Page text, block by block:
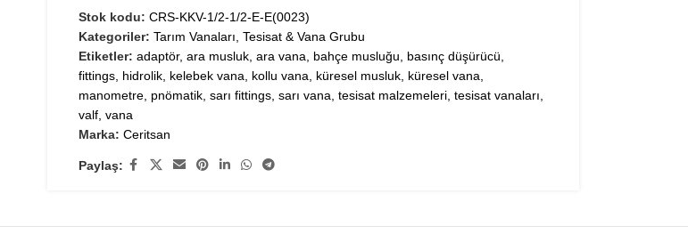
Stok kodu: CRS-KKV-1/2-1/2-E-E(0023)
Kategoriler: Tarım Vanaları Tesisat & Vana Grubu
Etiketler: adaptör, ara musluk, ara vana bahçe musluğu basınç düşürücü
fittings, hidrolik, kelebek vana kollu vana küresel musluk, küresel vana
manometre, pnömatik, sarı fittings, sarı vana tesisat malzemeleri, tesisat vanaları
valf, vana
Marka: Ceritsan
Paylaş: